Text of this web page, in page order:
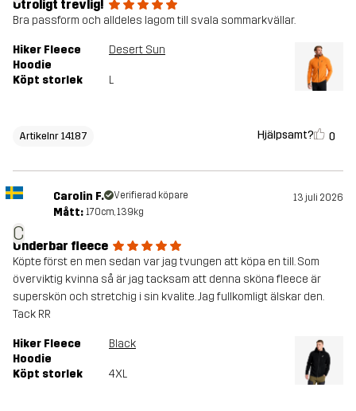
Otroligt trevlig!
Bra passform och alldeles lagom till svala sommarkvällar.
Hiker Fleece
Hoodie
Desert Sun
Köpt storlek L
Artikelnr 14187 Hjälpsamt? 0
C
Carolin F. Verifierad köpare 13 juli 2026
Mått: 170cm, 139kg
Underbar fleece
Köpte först en men sedan var jag tvungen att köpa en till. Som
överviktig kvinna så är jag tacksam att denna sköna fleece är
superskön och stretchig i sin kvalite. Jag fullkomligt älskar den.
Tack RR
Hiker Fleece
Hoodie
Black
Köpt storlek 4XL